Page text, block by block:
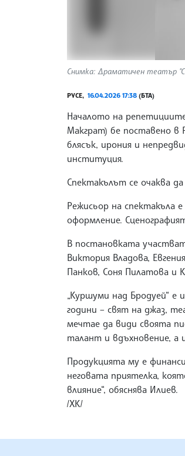
Снимка: Драматичен театър
РУСЕ, 16.04.2026 17:38 (БТА)
Началото на
Макграт) бе поставено в
блясък, ирония и
институция.
Спектакълът се очаква
Режисьор на спектакъла
оформление.
В постановката
Виктория Владова,
Панков, Соня Пилатова и
„Куршуми над Бродуей“
години – свят на джаз,
мечтае да види своята
талант и вдъхновение, а
Продукцията му е
неговата приятелка,
влияние“, обяснява Илиев.
/ХК/